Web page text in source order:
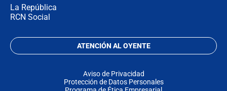
La República
RCN Social
ATENCIÓN AL OYENTE
Aviso de Privacidad
Protección de Datos Personales